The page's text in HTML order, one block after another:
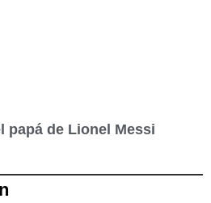
papá de Lionel Messi